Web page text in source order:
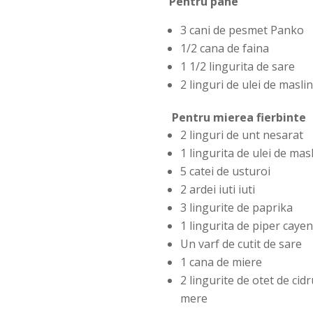
3 cani de pesmet Panko
1/2 cana de faina
1 1/2 lingurita de sare
2 linguri de ulei de
Pentru mierea fierbinte
2 linguri de unt nesarat
1 lingurita de ulei de
5 catei de usturoi
2 ardei iuti iuti
3 lingurite de paprika
1 lingurita de piper
Un varf de cutit de sare
1 cana de miere
2 lingurite de otet de
mere